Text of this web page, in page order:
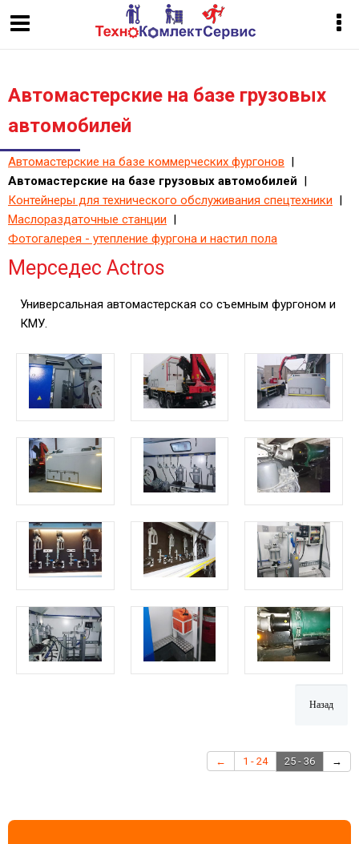
Автомастерские на базе грузовых
автомобилей
Автомастерские на базе коммерческих фургонов |
Автомастерские на базе грузовых автомобилей |
Контейнеры для технического обслуживания спецтехники |
Маслораздаточные станции |
Фотогалерея - утепление фургона и настил пола
Мерседес Actros
Универсальная автомастерская со съемным фургоном и
КМУ.
← 1 - 24 25 - 36 →